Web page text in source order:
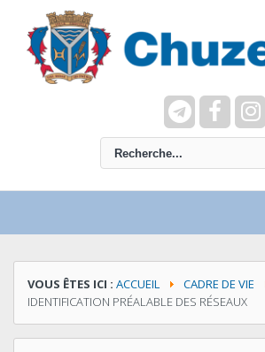
VOUS ÊTES ICI : ACCUEIL CADRE DE VIE
IDENTIFICATION PRÉALABLE DES RÉSEAUX